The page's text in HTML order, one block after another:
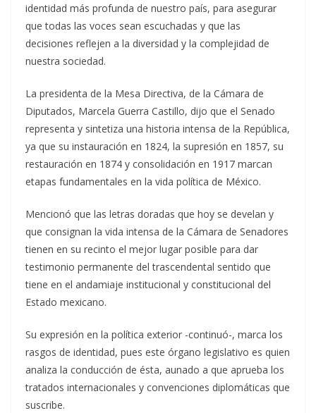
identidad más profunda de nuestro país, para asegurar
que todas las voces sean escuchadas y que las
decisiones reflejen a la diversidad y la complejidad de
nuestra sociedad.
La presidenta de la Mesa Directiva, de la Cámara de
Diputados, Marcela Guerra Castillo, dijo que el Senado
representa y sintetiza una historia intensa de la República,
ya que su instauración en 1824, la supresión en 1857, su
restauración en 1874 y consolidación en 1917 marcan
etapas fundamentales en la vida política de México.
Mencionó que las letras doradas que hoy se develan y
que consignan la vida intensa de la Cámara de Senadores
tienen en su recinto el mejor lugar posible para dar
testimonio permanente del trascendental sentido que
tiene en el andamiaje institucional y constitucional del
Estado mexicano.
Su expresión en la política exterior -continuó-, marca los
rasgos de identidad, pues este órgano legislativo es quien
analiza la conducción de ésta, aunado a que aprueba los
tratados internacionales y convenciones diplomáticas que
suscribe.